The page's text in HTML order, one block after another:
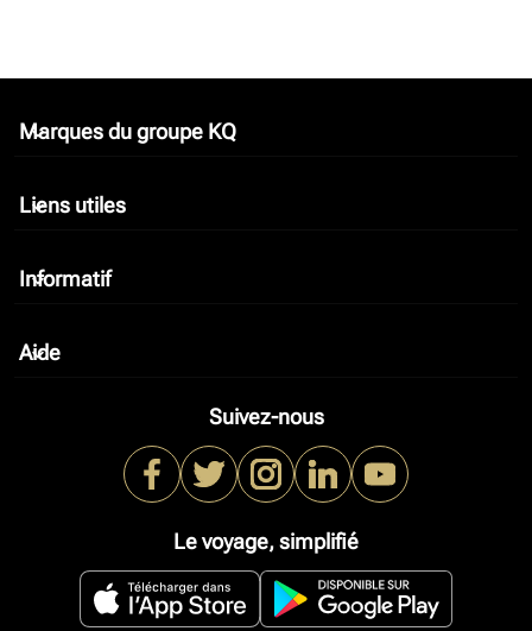
Marques du groupe KQ
keyboard_arrow_down
Liens utiles
keyboard_arrow_down
Informatif
keyboard_arrow_down
Aide
keyboard_arrow_down
Suivez-nous
Le voyage, simplifié